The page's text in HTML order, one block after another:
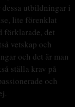
utbildningar i
lite förenklat
förklarade, det
vetskap och
och det är man
ställa krav på
och